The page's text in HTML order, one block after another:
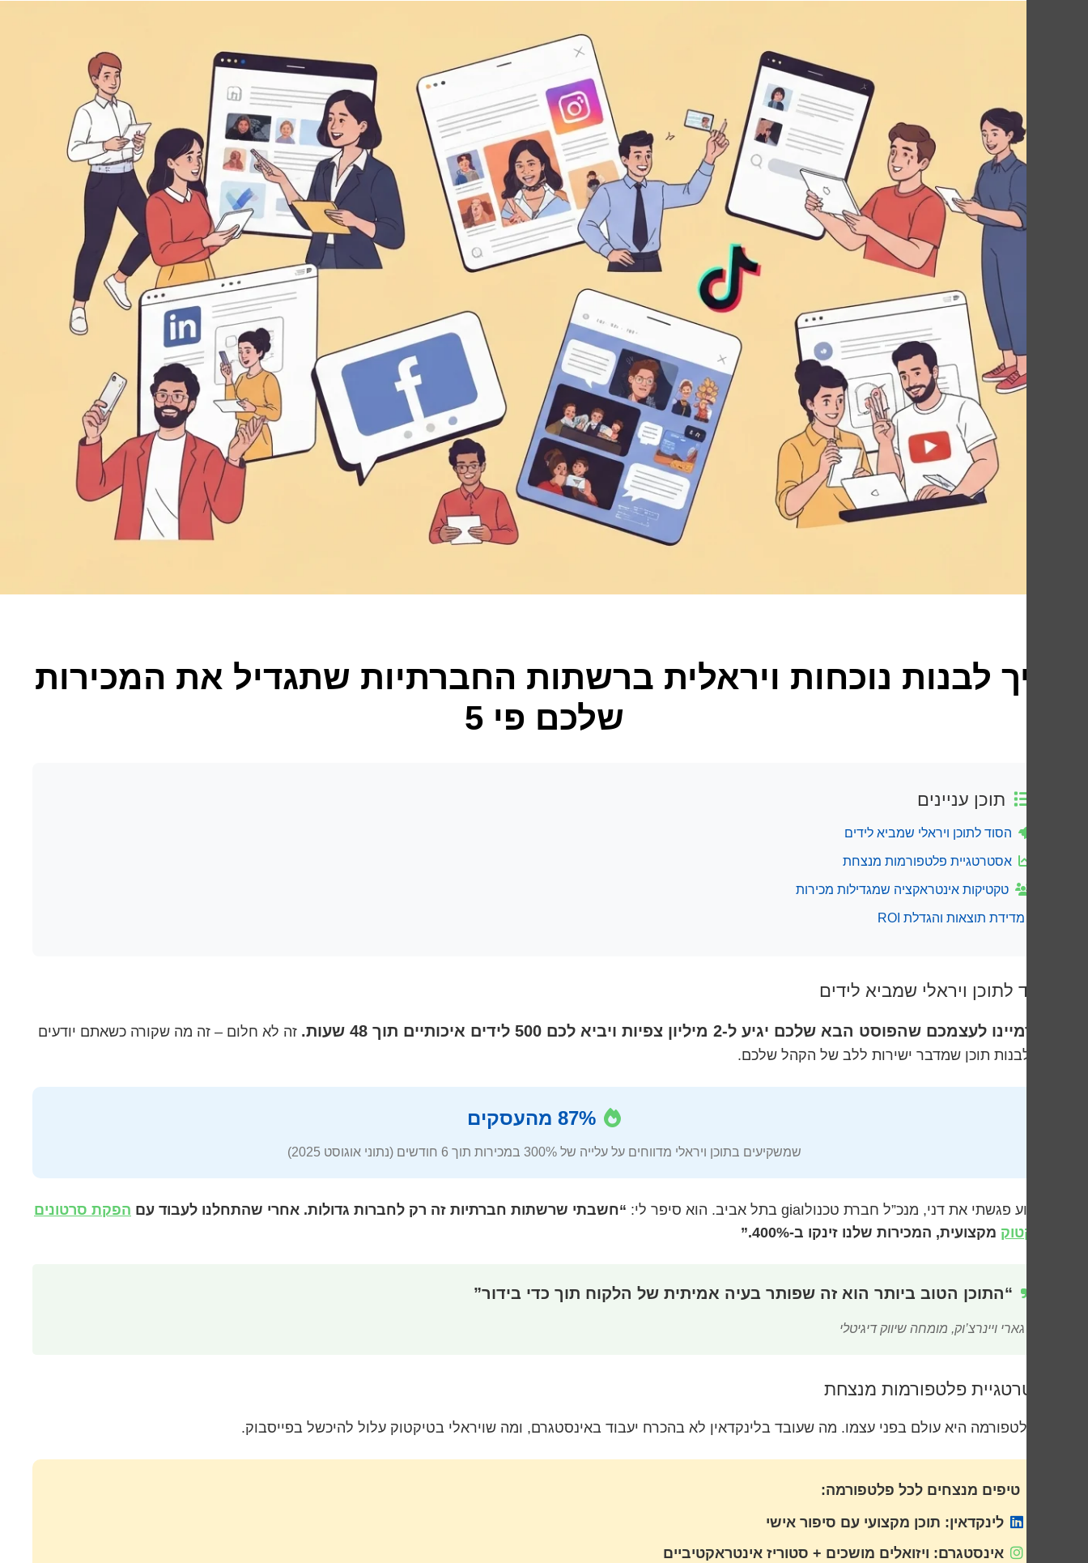
איך לבנות נוכחות ויראלית ברשתות החברתיות שתגדיל את המכירות
שלכם פי 5
תוכן עניינים
הסוד לתוכן ויראלי שמביא לידים
אסטרטגיית פלטפורמות מנצחת
טקטיקות אינטראקציה שמגדילות מכירות
מדידת תוצאות והגדלת ROI
הסוד לתוכן ויראלי שמביא לידים
🎯 דמיינו לעצמכם שהפוסט הבא שלכם יגיע ל-2 מיליון צפיות ויביא לכם 500 לידים איכותיים תוך 48 שעות.
זה לא חלום – זה מה שקורה כשאתם יודעים
איך לבנות תוכן שמדבר ישירות ללב של הקהל שלכם.
87% מהעסקים
שמשקיעים בתוכן ויראלי מדווחים על עלייה של 300% במכירות תוך 6 חודשים (נתוני אוגוסט 2025)
השבוע פגשתי את דני, מנכ”ל חברת טכנולוgia בתל אביב. הוא סיפר לי: “חשבתי שרשתות חברתיות זה רק לחברות גדולות. אחרי שהתחלנו לעבוד עם הפקת סרטונים
לטיקטוק מקצועית, המכירות שלנו זינקו ב-400%.”
“התוכן הטוב ביותר הוא זה שפותר בעיה אמיתית של הלקוח תוך כדי בידור”
– גארי ויינרצ’וק, מומחה שיווק דיגיטלי
אסטרטגיית פלטפורמות מנצחת
כל פלטפורמה היא עולם בפני עצמו. מה שעובד בלינקדאין לא בהכרח יעבוד באינסטגרם, ומה שויראלי בטיקטוק עלול להיכשל בפייסבוק.
טיפים מנצחים לכל פלטפורמה:
לינקדאין: תוכן מקצועי עם סיפור אישי
אינסטגרם: ויזואלים מושכים + סטוריז אינטראקטיביים